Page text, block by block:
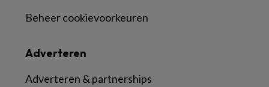
Adverteren
Adverteren & partnerships
Beheer cookievoorkeuren